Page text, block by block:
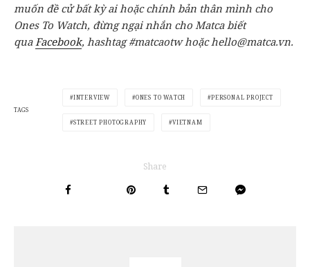
muốn đề cử bất kỳ ai hoặc chính bản thân mình cho
Ones To Watch, đừng ngại nhắn cho Matca biết
qua Facebook, hashtag #matcaotw hoặc hello@matca.vn.
TAGS
INTERVIEW ONES TO WATCH PERSONAL PROJECT
STREET PHOTOGRAPHY VIETNAM
Share